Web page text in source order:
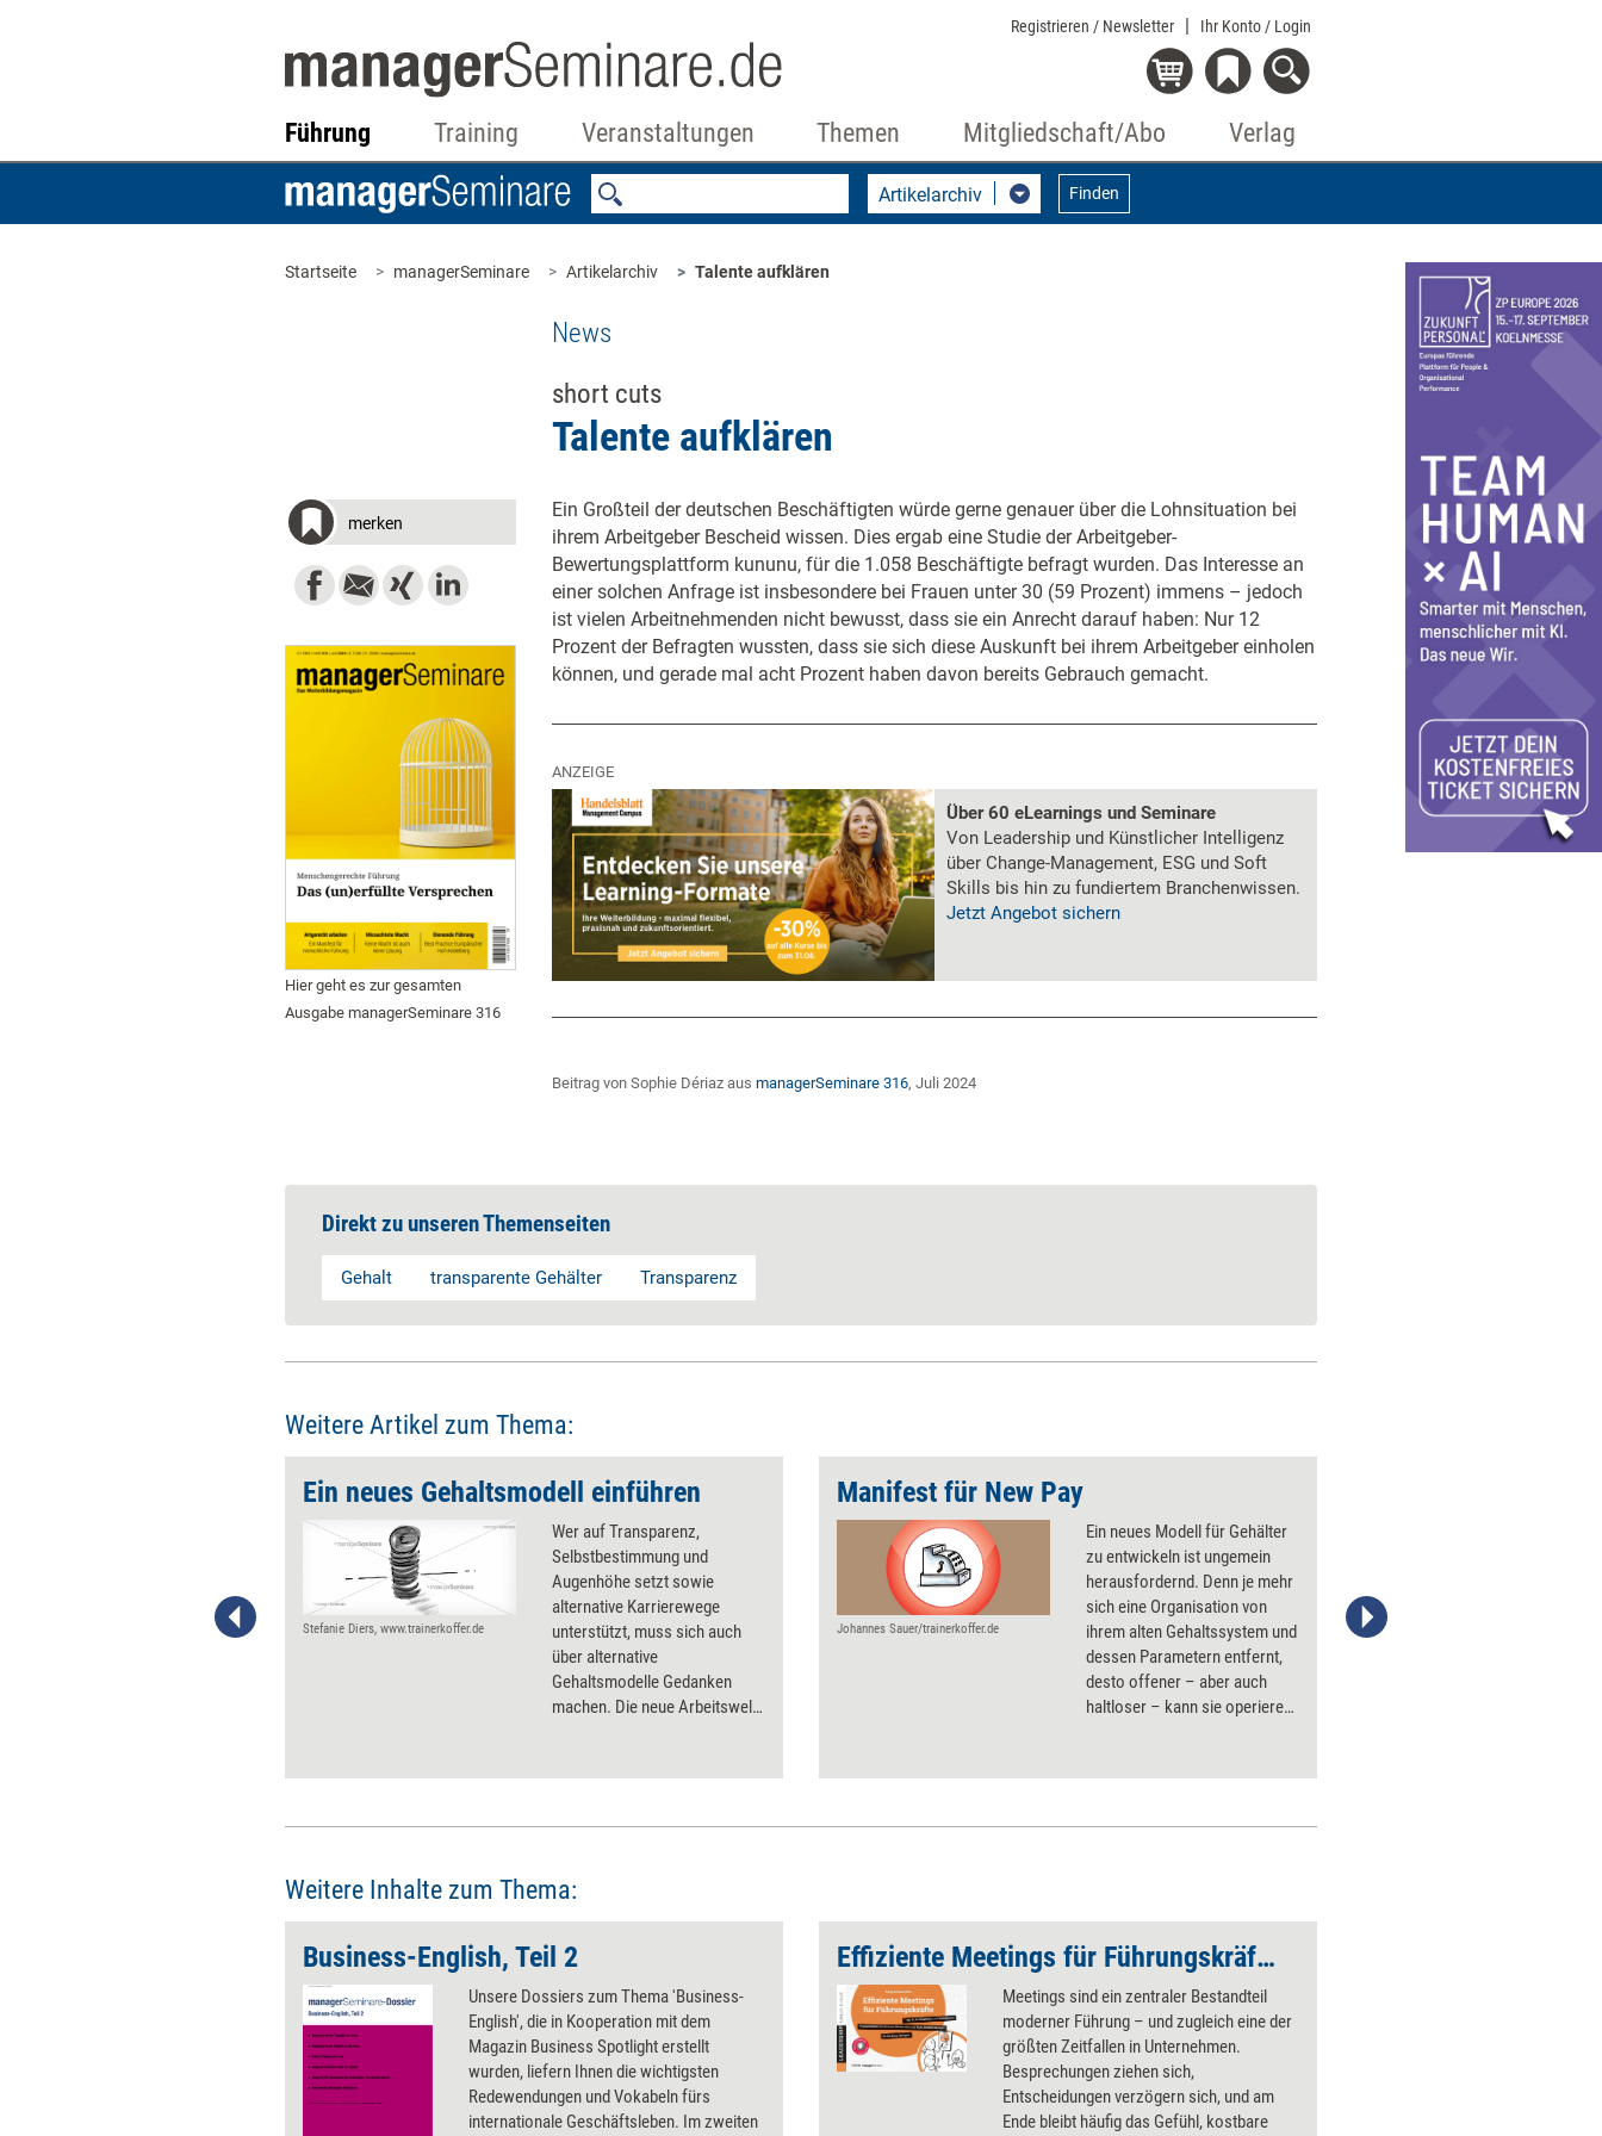
Registrieren / Newsletter Ihr Konto / Login
Führung Training Veranstaltungen Themen Mitgliedschaft/Abo Verlag
Artikelarchiv Finden
Startseite managerSeminare Artikelarchiv Talente aufklären
News
short cuts
Talente aufklären
merken
Hier geht es zur gesamten
Ausgabe managerSeminare 316
Ein Großteil der deutschen Beschäftigten würde gerne genauer über die Lohnsituation bei
ihrem Arbeitgeber Bescheid wissen. Dies ergab eine Studie der Arbeitgeber-
Bewertungsplattform kununu, für die 1.058 Beschäftigte befragt wurden. Das Interesse an
einer solchen Anfrage ist insbesondere bei Frauen unter 30 (59 Prozent) immens – jedoch
ist vielen Arbeitnehmenden nicht bewusst, dass sie ein Anrecht darauf haben: Nur 12
Prozent der Befragten wussten, dass sie sich diese Auskunft bei ihrem Arbeitgeber einholen
können, und gerade mal acht Prozent haben davon bereits Gebrauch gemacht.
ANZEIGE
Über 60 eLearnings und Seminare
Von Leadership und Künstlicher Intelligenz
über Change-Management, ESG und Soft
Skills bis hin zu fundiertem Branchenwissen.
Jetzt Angebot sichern
Beitrag von Sophie Dériaz aus managerSeminare 316, Juli 2024
Direkt zu unseren Themenseiten
Gehalt transparente Gehälter Transparenz
Weitere Artikel zum Thema:
voran New Work Companies –
Ein neues Gehaltsmodell einführen
Stefanie Diers, www.trainerkoffer.de
Wer auf Transparenz,
Selbstbestimmung und
Augenhöhe setzt sowie
alternative Karrierewege
unterstützt, muss sich auch
über alternative
Gehaltsmodelle Gedanken
machen. Die neue Arbeitswelt
Tipps, um das Gehaltsmodell
neu anzugehen.
Manifest für New Pay
Johannes Sauer/trainerkoffer.de
Ein neues Modell für Gehälter
zu entwickeln ist ungemein
herausfordernd. Denn je mehr
sich eine Organisation von
ihrem alten Gehaltssystem und
dessen Parametern entfernt,
desto offener – aber auch
haltloser – kann sie operieren.
sieben Leitsätzen und zwölf
Kompass zur Orientierung.
Stefanie Diers; © www.trainerkoffer.de
Weitere Inhalte zum Thema:
Business-English, Teil 2
Unsere Dossiers zum Thema 'Business-
English', die in Kooperation mit dem
Magazin Business Spotlight erstellt
wurden, liefern Ihnen die wichtigsten
Redewendungen und Vokabeln fürs
internationale Geschäftsleben. Im zweiten
Effiziente Meetings für Führungskräfte – mit KI, Achtsamkeit und Sketchnotes – Neuerscheinung
Meetings sind ein zentraler Bestandteil
moderner Führung – und zugleich eine der
größten Zeitfallen in Unternehmen.
Besprechungen ziehen sich,
Entscheidungen verzögern sich, und am
Ende bleibt häufig das Gefühl, kostbare